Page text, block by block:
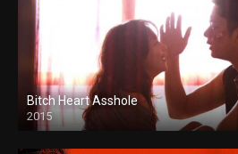
Bitch Heart Asshole
2015